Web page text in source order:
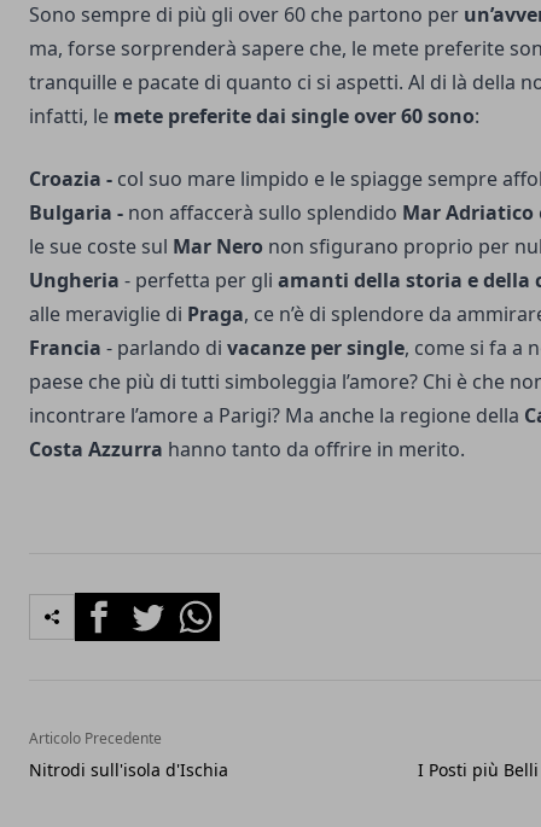
Sono sempre di più gli over 60 che partono per
ma, forse sorprenderà sapere che, le mete preferite
tranquille e pacate di quanto ci si aspetti. Al di là della
infatti, le mete preferite dai single over 60 sono:
Croazia - col suo mare limpido e le spiagge sempre
Bulgaria - non affaccerà sullo splendido Mar Adriatico
le sue coste sul Mar Nero non sfigurano proprio per
Ungheria - perfetta per gli amanti della storia e della
alle meraviglie di Praga, ce n’è di splendore da
Francia - parlando di vacanze per single, come si fa a
paese che più di tutti simboleggia l’amore? Chi è che
incontrare l’amore a Parigi? Ma anche la regione della
Costa Azzurra hanno tanto da offrire in merito.
FacebookTwitterWhatsapp
Articolo Precedente
Nitrodi sull'isola d'Ischia I Posti più